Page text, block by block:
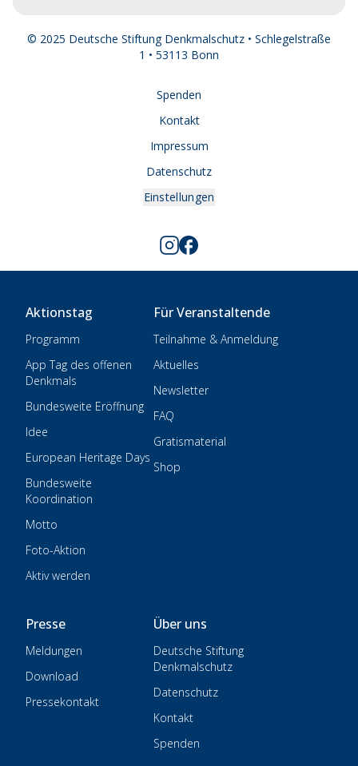
© 2025 Deutsche Stiftung Denkmalschutz • Schlegelstraße
1 • 53113 Bonn
Spenden
Kontakt
Impressum
Datenschutz
Einstellungen
Aktionstag
Programm
App Tag des offenen
Denkmals
Bundesweite Eröffnung
Idee
European Heritage Days
Bundesweite
Koordination
Motto
Foto-Aktion
Aktiv werden
Für Veranstaltende
Teilnahme & Anmeldung
Aktuelles
Newsletter
FAQ
Gratismaterial
Shop
Presse
Meldungen
Download
Pressekontakt
Über uns
Deutsche Stiftung
Denkmalschutz
Datenschutz
Kontakt
Spenden